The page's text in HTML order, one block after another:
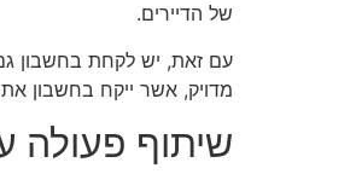
של הדיירים.
עם זאת, יש לקחת בחשבון גם
מדויק, אשר ייקח בחשבון
שיתוף פעולה